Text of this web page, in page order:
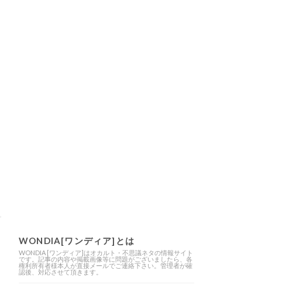
WONDIA[ワンディア]とは
WONDIA [ワンディア]はオカルト・不思議ネタの情報サイト
です。記事の内容や掲載画像等に問題がございましたら、各
権利所有者様本人が直接メールでご連絡下さい。管理者が確
認後、対応させて頂きます。